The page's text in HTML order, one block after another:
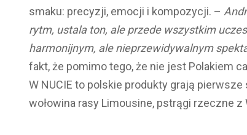
smaku: precyzji, emocji i kompozycji. –
rytm, ustala ton, ale przede wszystkim
harmonijnym, ale nieprzewidywalnym
fakt, że pomimo tego, że nie jest Polakiem
W NUCIE to polskie produkty grają
wołowina rasy Limousine, pstrągi rzeczne